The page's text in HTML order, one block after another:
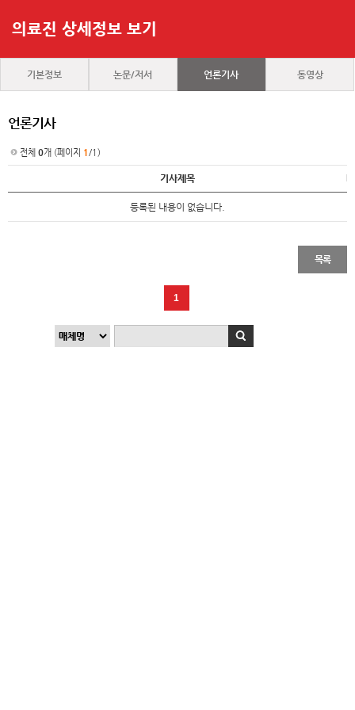
의료진 상세정보 보기
기본정보 논문/저서 언론기사 동영상
언론기사
전체 0개 (페이지 1/1)
기사제목
등록된 내용이 없습니다.
목록
1